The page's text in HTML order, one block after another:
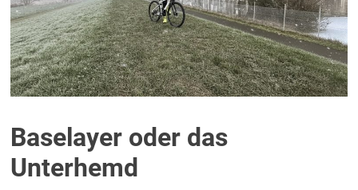
Baselayer oder das
Unterhemd